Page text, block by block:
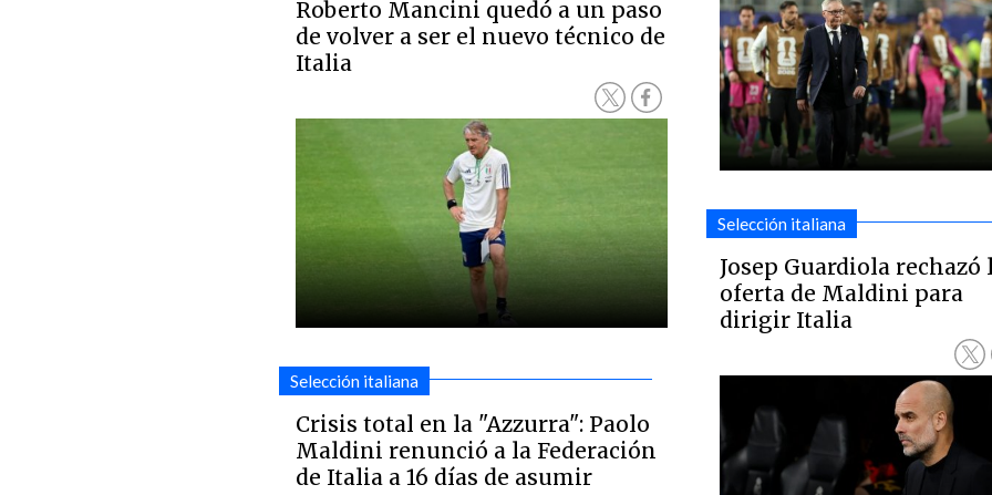
Roberto Mancini quedó a un paso
de volver a ser el nuevo técnico de
Italia
Selección italiana
Crisis total en la "Azzurra": Paolo
Maldini renunció a la Federación
de Italia a 16 días de asumir
Selección italiana
Josep Guardiola rechazó
oferta de Maldini para
dirigir Italia